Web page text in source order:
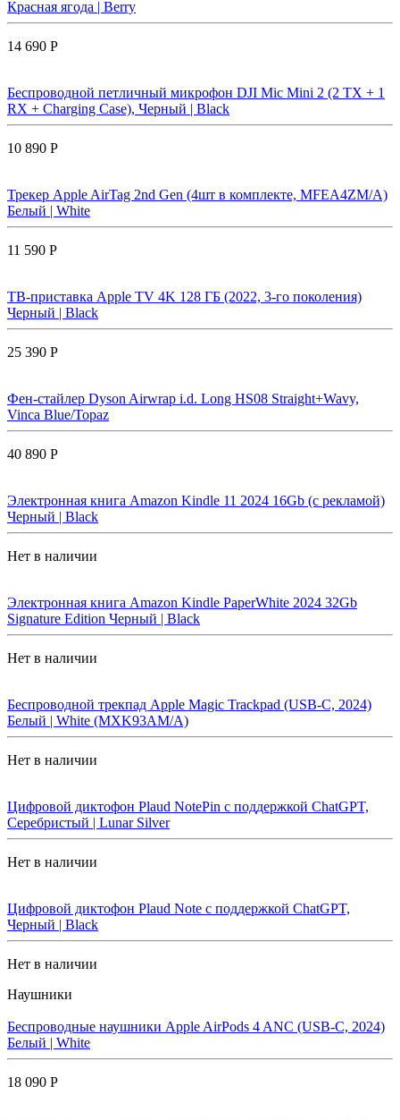
Красная ягода | Berry
14 690 Р
Беспроводной петличный микрофон DJI Mic Mini 2 (2 TX + 1
RX + Charging Case), Черный | Black
10 890 Р
Трекер Apple AirTag 2nd Gen (4шт в комплекте, MFEA4ZM/A)
Белый | White
11 590 Р
ТВ-приставка Apple TV 4K 128 ГБ (2022, 3-го поколения)
Черный | Black
25 390 Р
Фен-стайлер Dyson Airwrap i.d. Long HS08 Straight+Wavy,
Vinca Blue/Topaz
40 890 Р
Электронная книга Amazon Kindle 11 2024 16Gb (с рекламой)
Черный | Black
Нет в наличии
Электронная книга Amazon Kindle PaperWhite 2024 32Gb
Signature Edition Черный | Black
Нет в наличии
Беспроводной трекпад Apple Magic Trackpad (USB-C, 2024)
Белый | White (MXK93AM/A)
Нет в наличии
Цифровой диктофон Plaud NotePin с поддержкой ChatGPT,
Серебристый | Lunar Silver
Нет в наличии
Цифровой диктофон Plaud Note с поддержкой ChatGPT,
Черный | Black
Нет в наличии
Наушники
Беспроводные наушники Apple AirPods 4 ANC (USB-C, 2024)
Белый | White
18 090 Р